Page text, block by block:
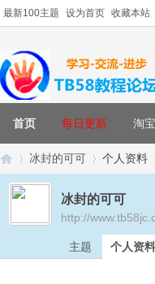
最新100主题 设为首页 收藏本站
首页 每日更新 淘
›
冰封的可可 个人资料
冰封的可可
http://
主题 个人资料